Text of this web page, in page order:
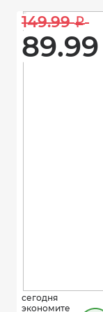
149.99 i
89.99
сегодня
экономите